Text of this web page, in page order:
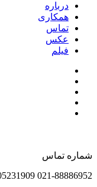
درباره
همکاری
تماس
عکس
فیلم
شماره تماس
021-88886952 09205231909